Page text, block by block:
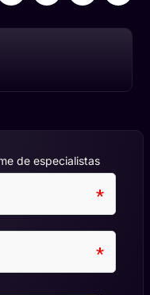
de especialistas